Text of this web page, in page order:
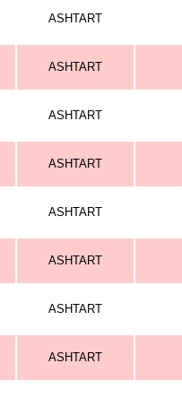
ASHTART
ASHTART
ASHTART
ASHTART
ASHTART
ASHTART
ASHTART
ASHTART